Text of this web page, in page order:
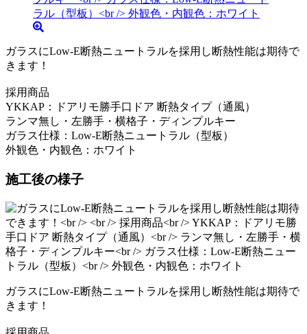
ガラスにLow-E断熱ニュートラルを採用し断熱性能は期待で
きます！
採用商品
YKKAP：ドアリモ勝手口ドア 断熱タイプ（通風）
ランマ無し・左勝手・横格子・ディンプルキー
ガラス仕様：Low-E断熱ニュートラル（型板）
外観色・内観色：ホワイト
施工後の様子
ガラスにLow-E断熱ニュートラルを採用し断熱性能は期待で
きます！